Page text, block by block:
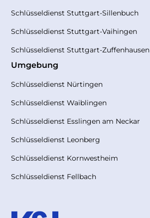
Schlüsseldienst Stuttgart-Sillenbuch
Schlüsseldienst Stuttgart-Vaihingen
Schlüsseldienst Stuttgart-Zuffenhausen
Umgebung
Schlüsseldienst Nürtingen
Schlüsseldienst Waiblingen
Schlüsseldienst Esslingen am Neckar
Schlüsseldienst Leonberg
Schlüsseldienst Kornwestheim
Schlüsseldienst Fellbach